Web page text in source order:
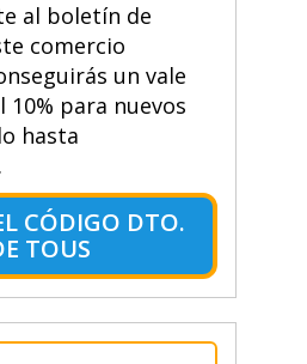
al boletín de
comercio
un vale
10% para nuevos
hasta
CÓDIGO DTO.
TOUS